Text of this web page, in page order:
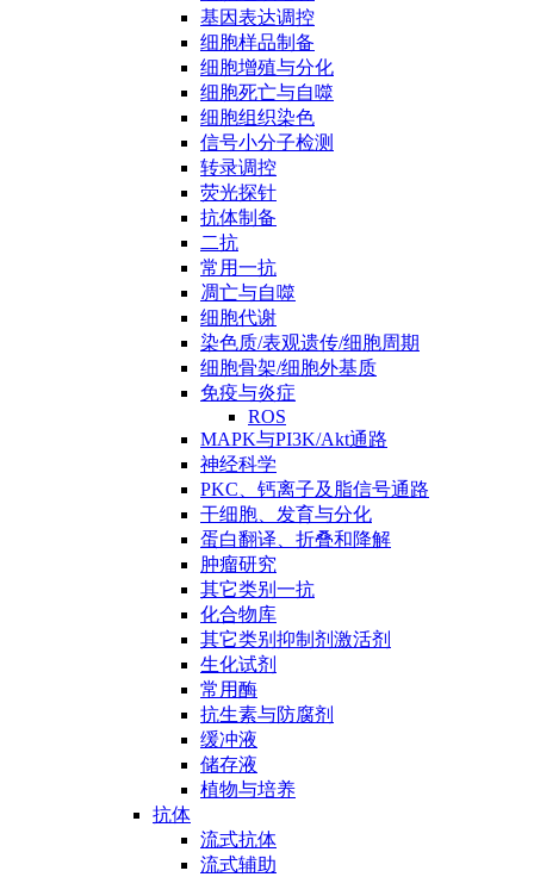
基因表达调控
细胞样品制备
细胞增殖与分化
细胞死亡与自噬
细胞组织染色
信号小分子检测
转录调控
荧光探针
抗体制备
二抗
常用一抗
凋亡与自噬
细胞代谢
染色质/表观遗传/细胞周期
细胞骨架/细胞外基质
免疫与炎症
ROS
MAPK与PI3K/Akt通路
神经科学
PKC、钙离子及脂信号通路
干细胞、发育与分化
蛋白翻译、折叠和降解
肿瘤研究
其它类别一抗
化合物库
其它类别抑制剂激活剂
生化试剂
常用酶
抗生素与防腐剂
缓冲液
储存液
植物与培养
抗体
流式抗体
流式辅助